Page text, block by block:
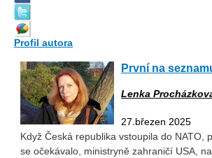
Profil autora
První na
Lenka
27.březen 2025
Když Česká republika vstoupila do NATO,
se očekávalo, ministryně zahraničí USA,